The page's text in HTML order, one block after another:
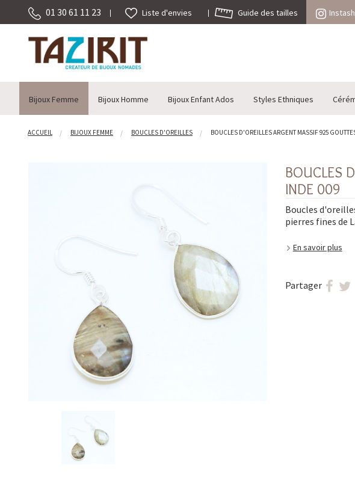
01 30 61 11 23 Liste d'envies Guide des tailles
Bijoux Femme Bijoux Homme Bijoux Enfant Ados Styles Ethniques
ACCUEIL BIJOUX FEMME BOUCLES D'OREILLES BOUCLES D'OREILLES ARGENT MASSIF 925
BOUCLES
INDE 009
Boucles
pierres fines de
En savoir plus
Partager